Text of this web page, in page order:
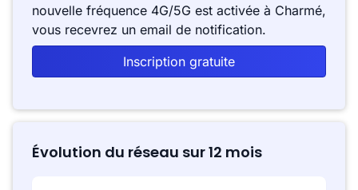
nouvelle fréquence 4G/5G est activée à Charmé,
vous recevrez un email de notification.
Inscription gratuite
Évolution du réseau sur 12 mois